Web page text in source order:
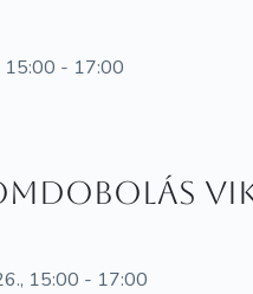
- 17:00
15:00 - 17:00